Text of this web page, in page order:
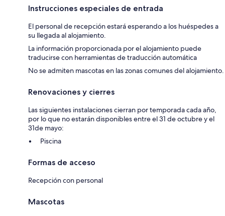
Instrucciones especiales de entrada
El personal de recepción estará esperando a los huéspedes a
su llegada al alojamiento.
La información proporcionada por el alojamiento puede
traducirse con herramientas de traducción automática
No se admiten mascotas en las zonas comunes del alojamiento.
Renovaciones y cierres
Las siguientes instalaciones cierran por temporada cada año,
por lo que no estarán disponibles entre el 31 de octubre y el
31de mayo:
Piscina
Formas de acceso
Recepción con personal
Mascotas